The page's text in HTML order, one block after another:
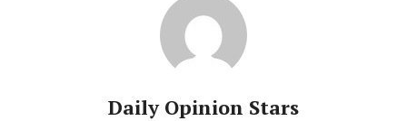
Daily Opinion Stars